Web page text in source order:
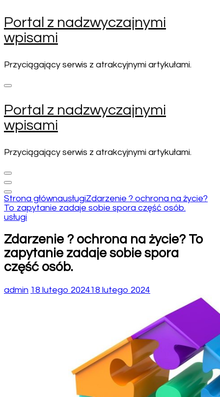
Pomiń
i
przejdź
do
(naciśnij
Portal z nadzwyczajnymi
wpisami
Przyciągający serwis z atrakcyjnymi artykułami.
Portal z nadzwyczajnymi
wpisami
Przyciągający serwis z atrakcyjnymi artykułami.
Strona głównausługiZdarzenie ? ochrona na życie?
To zapytanie zadaje sobie spora część osób.
usługi
Zdarzenie ? ochrona na życie? To
zapytanie zadaje sobie spora
część osób.
admin 18 lutego 202418 lutego 2024